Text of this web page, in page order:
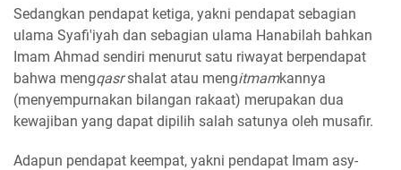
Sedangkan pendapat ketiga, yakni pendapat sebagian
ulama Syafi'iyah dan sebagian ulama Hanabilah bahkan
Imam Ahmad sendiri menurut satu riwayat berpendapat
bahwa mengqasrshalat atau mengitmamkannya
(menyempurnakan bilangan rakaat) merupakan dua
kewajiban yang dapat dipilih salah satunya oleh musafir.
Adapun pendapat keempat, yakni pendapat Imam asy-